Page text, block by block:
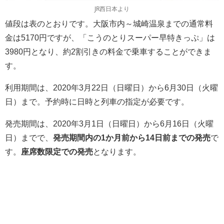
JR西日本より
値段は表のとおりです。大阪市内～城崎温泉までの通常料
金は5170円ですが、「こうのとりスーパー早特きっぷ」は
3980円となり、約2割引きの料金で乗車することができま
す。
利用期間は、2020年3月22日（日曜日）から6月30日（火曜
日）まで。予約時に日時と列車の指定が必要です。
発売期間は、2020年3月1日（日曜日）から6月16日（火曜
日）までで、 発売期間内の1か月前から14日前までの発売で
す。
座席数限定での発売となります。